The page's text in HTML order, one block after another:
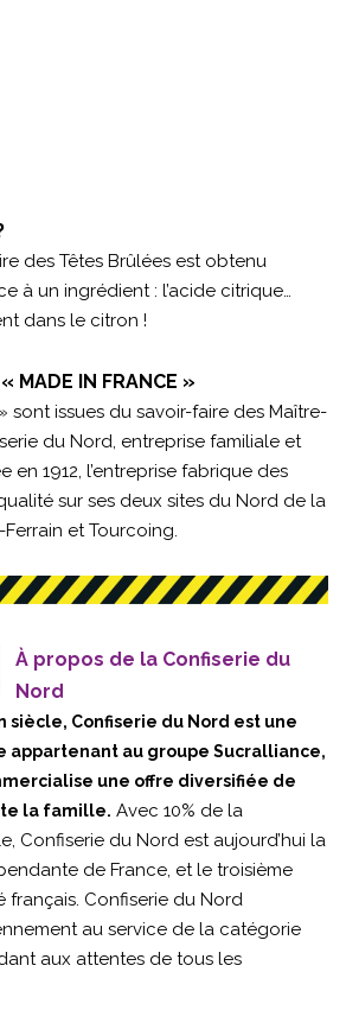
des Têtes Brûlées est obtenu
à un ingrédient : l’acide citrique…
dans le citron !
MADE IN FRANCE »
sont issues du savoir-faire des Maître-
du Nord, entreprise familiale et
en 1912, l’entreprise fabrique des
sur ses deux sites du Nord de la
et Tourcoing.
À propos de la Confiserie du
Nord
siècle, Confiserie du Nord est une
au groupe Sucralliance,
une offre diversifiée de
la famille. Avec 10% de la
Confiserie du Nord est aujourd’hui la
de France, et le troisième
français. Confiserie du Nord
au service de la catégorie
aux attentes de tous les